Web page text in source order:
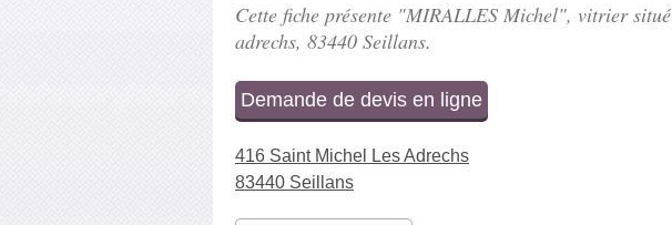
Cette fiche présente "MIRALLES Michel", vitrier situé
adrechs, 83440 Seillans.
Demande de devis en ligne
416 Saint Michel Les Adrechs
83440 Seillans